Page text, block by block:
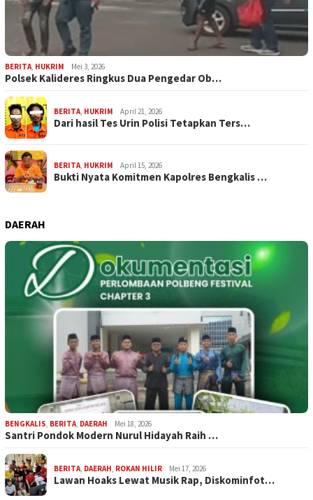
BERITA, HUKRIM Mei 3, 2026
Polsek Kalideres Ringkus Dua Pengedar Ob…
BERITA, HUKRIM April 21, 2026
Dari hasil Tes Urin Polisi Tetapkan Ters…
BERITA, HUKRIM April 15, 2026
Bukti Nyata Komitmen Kapolres Bengkalis …
DAERAH
BENGKALIS, BERITA, DAERAH Mei 18, 2026
Santri Pondok Modern Nurul Hidayah Raih …
BERITA, DAERAH, ROKAN HILIR Mei 17, 2026
Lawan Hoaks Lewat Musik Rap, Diskominfot…